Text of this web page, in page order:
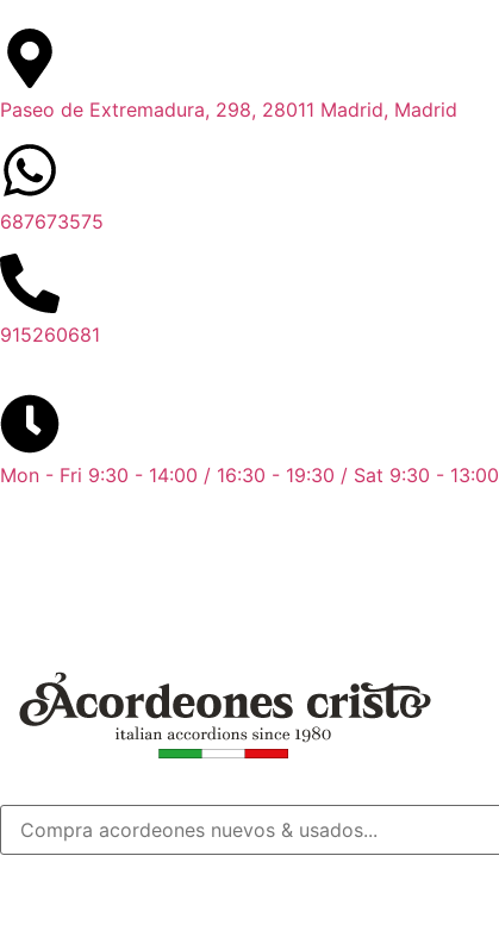
Paseo de Extremadura, 298, 28011 Madrid, Madrid
687673575
915260681
Mon - Fri 9:30 - 14:00 / 16:30 - 19:30 / Sat 9:30 - 13:00